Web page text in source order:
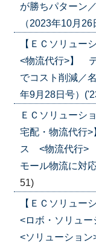
が勝ちパターン
（2023年10月
【ＥＣソリュ
<物流代行>】
でコスト削減／
年9月28日号）
ＥＣソリュー
宅配・物流代行
ス <物流代行>
モール物流に対
51)
【ＥＣソリュ
<ロボ・ソリュ
<ソリューショ